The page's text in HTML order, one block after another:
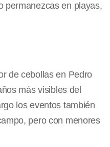
permanezcas en playas,
de cebollas en Pedro
más visibles del
los eventos también
pero con menores